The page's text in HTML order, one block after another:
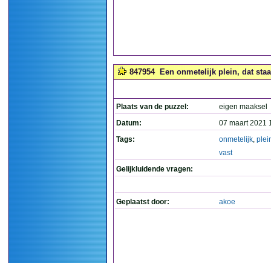
847954 Een onmetelijk plein, dat
Plaats van de puzzel:
eigen maaksel
Datum:
07 maart 2021
Tags:
onmetelijk,
vast
Gelijkluidende vragen:
Geplaatst door: akoe